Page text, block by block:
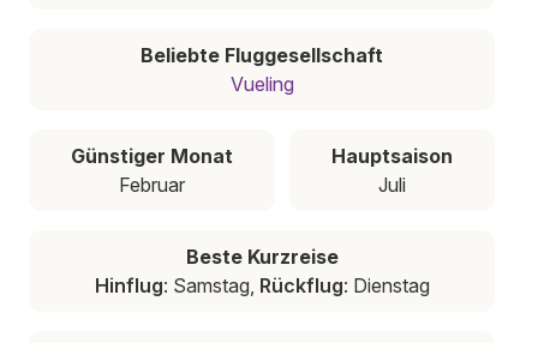
Beliebte Fluggesellschaft
Vueling
Günstiger Monat
Februar
Hauptsaison
Juli
Beste Kurzreise
Hinflug: Samstag, Rückflug: Dienstag